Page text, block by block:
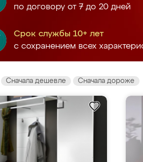
по договору от 7 до 20 дней
Срок службы 10+ лет
с сохранением всех
Сначала дешевле Сначала дороже